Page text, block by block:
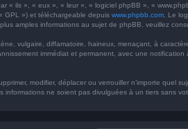
« ils », « eux », « leur », « logiciel phpBB », «
GPL ») et téléchargeable depuis www.phpbb.com . Le
amples informations au sujet de phpBB, veuillez
vulgaire, diffamatoire, haineux, menaçant, à
immédiat et permanent, avec une
modifier, déplacer ou verrouiller n’importe
ne soient pas divulguées à un tiers sans